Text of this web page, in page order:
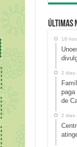
Últimas
18
2 dias
paga
de
2 dias